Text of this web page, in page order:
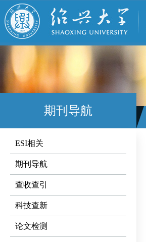
期刊导航
ESI相关
期刊导航
查收查引
科技查新
论文检测